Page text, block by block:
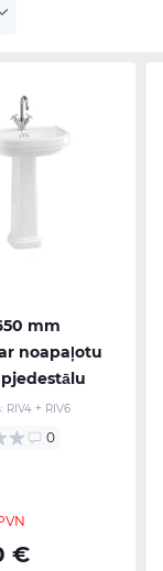
mm
noapaļotu
RIV4 + RIV6
0
€